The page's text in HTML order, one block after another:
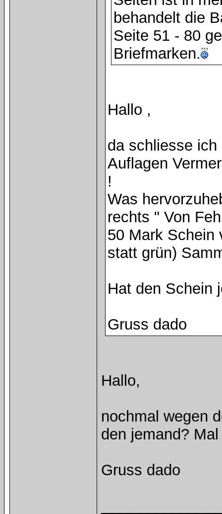
behandelt die
Seite 51 - 80
Briefmarken.
Hallo ,
da schliesse
Auflagen
!
Was
rechts " Von
50 Mark Schein
statt grün)
Hat den Schein
Gruss dado
Hallo,
nochmal wegen
den jemand?
Gruss dado